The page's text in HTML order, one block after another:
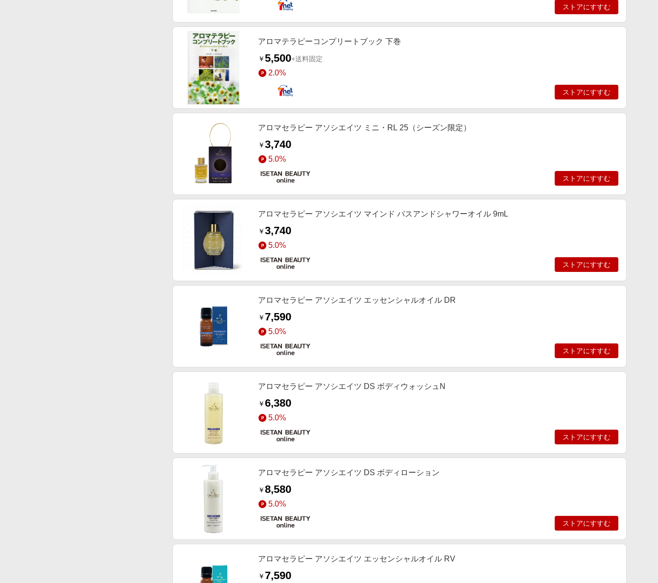
ストアにすすむ
アロマテラピーコンプリートブック 下巻
￥5,500+送料固定
2.0%
ストアにすすむ
アロマセラピー アソシエイツ ミニ・RL 25（シーズン限定）
￥3,740
5.0%
ストアにすすむ
アロマセラピー アソシエイツ マインド バスアンドシャワーオイル 9mL
￥3,740
5.0%
ストアにすすむ
アロマセラピー アソシエイツ エッセンシャルオイル DR
￥ 7,590
5.0%
ストアにすすむ
アロマセラピー アソシエイツ DS ボディウォッシュN
￥6,380
5.0%
ストアにすすむ
アロマセラピー アソシエイツ DS ボディローション
￥8,580
5.0%
ストアにすすむ
アロマセラピー アソシエイツ エッセンシャルオイル RV
￥ 7,590